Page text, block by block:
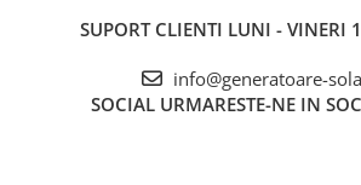
Telemetre
Multimetre de Banc
SUPORT CLIENTI LUNI - VINERI
info@generatoare-
SOCIAL URMARESTE-NE IN